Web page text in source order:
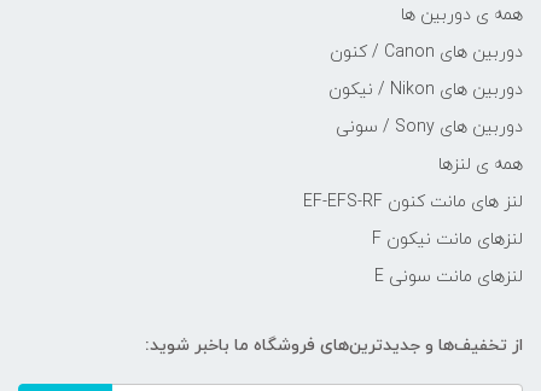
همه ی دوربین ها
دوربین های Canon / کنون
دوربین های Nikon / نیکون
دوربین های Sony / سونی
همه ی لنزها
لنز های مانت کنون EF-EFS-RF
لنزهای مانت نیکون F
لنزهای مانت سونی E
از تخفیف‌ها و جدیدترین‌های فروشگاه ما باخبر شوید: